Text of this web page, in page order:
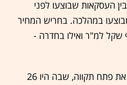
העסקאות שבוצעו לפני
במהלכה. בחריש המחיר
הגיע ל־14.7 אלף שקל למ"ר ואילו בחדרה -
לצורך ההשוואה בדקנו גם את פתח תקווה, שבה היו 26